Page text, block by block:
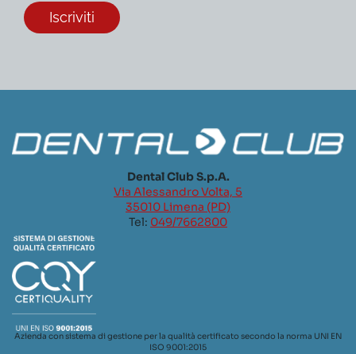
Dental Club S.p.A.
Via Alessandro Volta, 5
35010 Limena (PD)
Tel: 049/7662800
Azienda con sistema di gestione per la qualità certificato secondo la norma UNI EN
ISO 9001:2015